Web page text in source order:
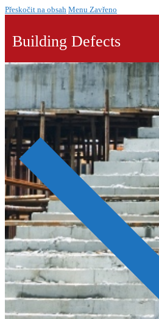
Přeskočit na obsah Menu Zavřeno
Building Defects